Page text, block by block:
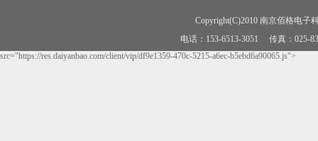
Copyright(C)2010 南京佰格电子
电话：153-6513-3051 传真：025-
src="https://res.daiyanbao.com/client/vip/df9e1359-470c-5215-a6ec-b5ebd6a90065.js">